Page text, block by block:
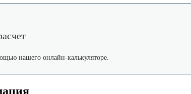
нашего онлайн-калькуляторе.